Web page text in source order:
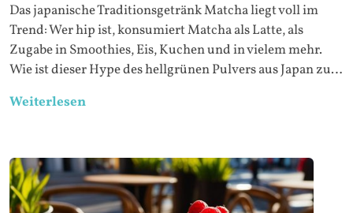
Das japanische Traditionsgetränk Matcha liegt voll im
Trend: Wer hip ist, konsumiert Matcha als Latte, als
Zugabe in Smoothies, Eis, Kuchen und in vielem mehr.
Wie ist dieser Hype des hellgrünen Pulvers aus Japan zu…
Weiterlesen